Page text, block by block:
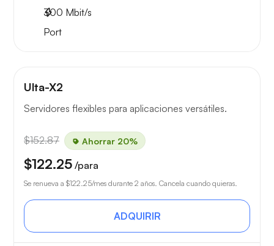
300 Mbit/s
Port
Ulta-X2
Servidores flexibles para aplicaciones versátiles.
$152.87 Ahorrar 20%
$122.25 /para
Se renueva a $122.25/mes durante 2 años. Cancela cuando quieras.
ADQUIRIR